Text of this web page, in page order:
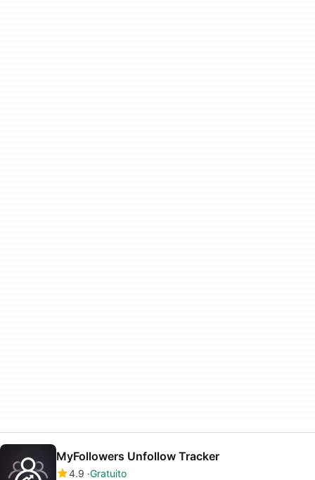
MyFollowers Unfollow Tracker
4.9 Gratuito